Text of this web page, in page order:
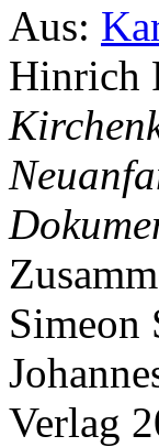
Aus:
Hinrich
Simeon
Verlag